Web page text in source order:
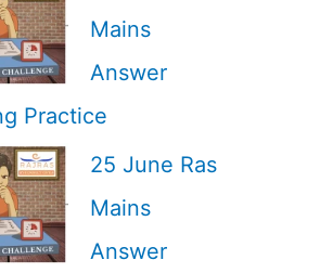
Mains
Answer
Practice
25 June Ras
Mains
Answer